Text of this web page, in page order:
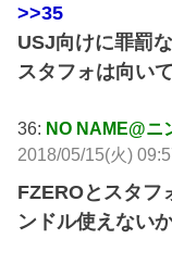
>>35
USJ向けに罪罰
スタフォは向い
36: NO NAME@ニ
2018/05/15(火)
FZEROとスタフ
ンドル使えない